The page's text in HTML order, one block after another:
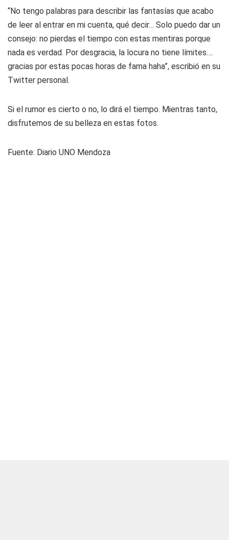
“No tengo palabras para describir las fantasías que acabo
de leer al entrar en mi cuenta, qué decir… Solo puedo dar un
consejo: no pierdas el tiempo con estas mentiras porque
nada es verdad. Por desgracia, la locura no tiene límites….
gracias por estas pocas horas de fama haha”, escribió en su
Twitter personal.
Si el rumor es cierto o no, lo dirá el tiempo. Mientras tanto,
disfrutemos de su belleza en estas fotos.
Fuente: Diario UNO Mendoza